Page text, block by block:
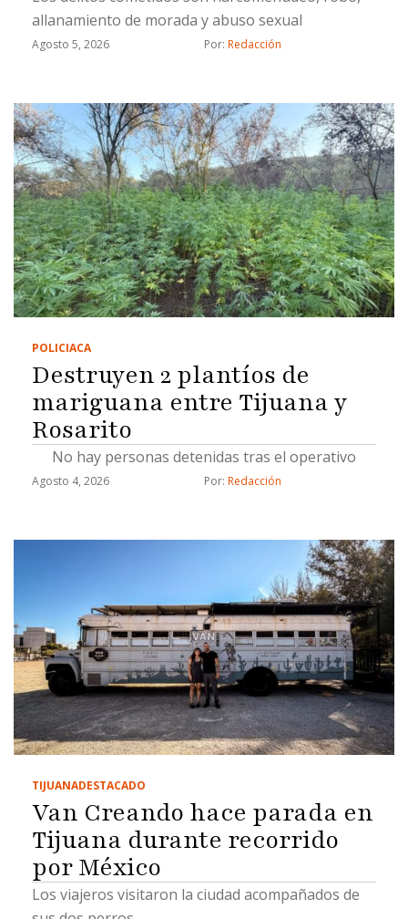
allanamiento de morada y abuso sexual
Agosto 5, 2026 Por: Redacción
POLICIACA
Destruyen 2 plantíos de
mariguana entre Tijuana y
Rosarito
No hay personas detenidas tras el operativo
Agosto 4, 2026 Por: Redacción
TIJUANADESTACADO
Van Creando hace parada en
Tijuana durante recorrido
por México
Los viajeros visitaron la ciudad acompañados de